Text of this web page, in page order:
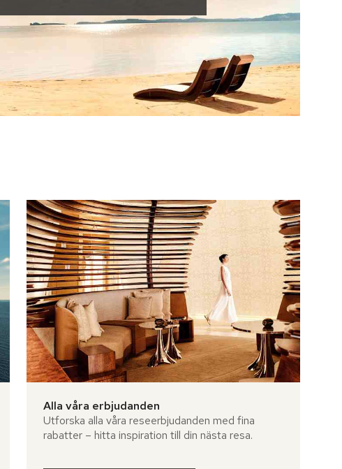
Alla våra erbjudanden
Utforska alla våra reseerbjudanden med fina
rabatter – hitta inspiration till din nästa resa.